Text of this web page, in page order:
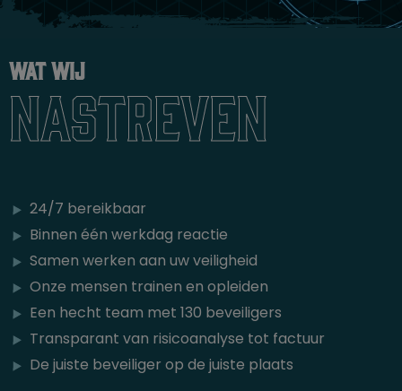
Wat wij
nastreven
24/7 bereikbaar
Binnen één werkdag reactie
Samen werken aan uw veiligheid
Onze mensen trainen en opleiden
Een hecht team met 130 beveiligers
Transparant van risicoanalyse tot factuur
De juiste beveiliger op de juiste plaats